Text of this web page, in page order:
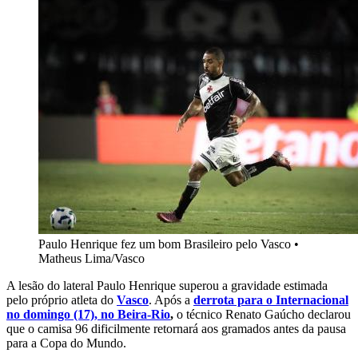
Paulo Henrique fez um bom Brasileiro pelo Vasco •
Matheus Lima/Vasco
A lesão do lateral Paulo Henrique superou a gravidade estimada
pelo próprio atleta do Vasco. Após a derrota para o Internacional
no domingo (17), no Beira-Rio, o técnico Renato Gaúcho declarou
que o camisa 96 dificilmente retornará aos gramados antes da pausa
para a Copa do Mundo.